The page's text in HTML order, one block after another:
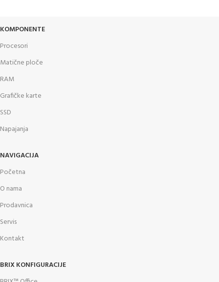
KOMPONENTE
Procesori
Matične ploče
RAM
Grafičke karte
SSD
Napajanja
NAVIGACIJA
Početna
O nama
Prodavnica
Servis
Kontakt
BRIX KONFIGURACIJE